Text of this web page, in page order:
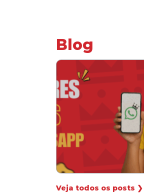
Blog
Veja todos os posts ❯